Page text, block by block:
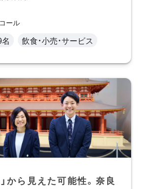
ール
飲食・小売・サービス
から見えた可能性。奈良